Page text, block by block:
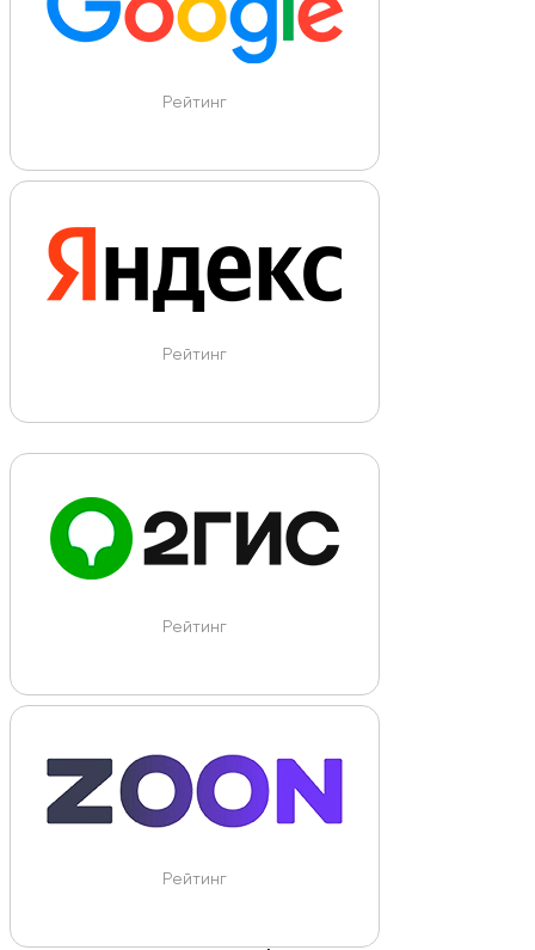
Рейтинг
Рейтинг
Рейтинг
Рейтинг